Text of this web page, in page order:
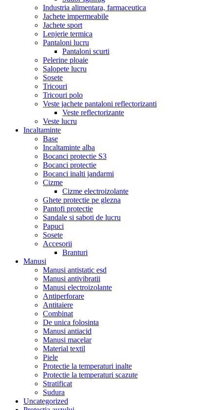
Industria alimentara, farmaceutica
Jachete impermeabile
Jachete sport
Lenjerie termica
Pantaloni lucru
Pantaloni scurti
Pelerine ploaie
Salopete lucru
Sosete
Tricouri
Tricouri polo
Veste jachete pantaloni reflectorizanti
Veste reflectorizante
Veste lucru
Incaltaminte
Base
Incaltaminte alba
Bocanci protectie S3
Bocanci protectie
Bocanci inalti jandarmi
Cizme
Cizme electroizolante
Ghete protectie pe glezna
Pantofi protectie
Sandale si saboti de lucru
Papuci
Sosete
Accesorii
Branturi
Manusi
Manusi antistatic esd
Manusi antivibratii
Manusi electroizolante
Antiperforare
Antitaiere
Combinat
De unica folosinta
Manusi antiacid
Manusi macelar
Material textil
Piele
Protectie la temperaturi inalte
Protectie la temperaturi scazute
Stratificat
Sudura
Uncategorized